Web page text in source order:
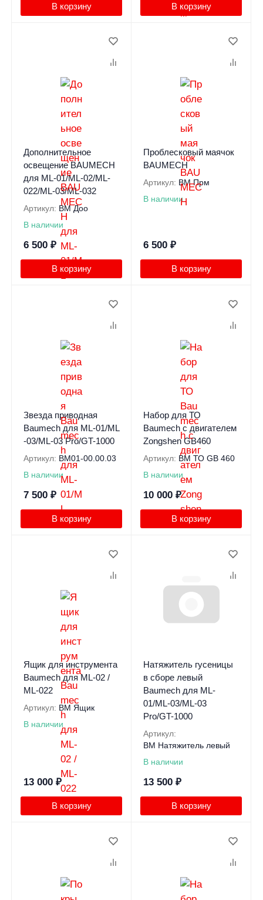
В корзину В корзину
Дополнительное
освещение BAUMECH
для ML-01/ML-02/ML-
022/ML-03/ML-032
Артикул: BM Доо
В наличии
6 500 ₽
В корзину
Проблесковый маячок
BAUMECH
Артикул: BM Прм
В наличии
6 500 ₽
В корзину
Звезда приводная
Baumech для ML-01/ML
-03/ML-03 Pro/GT-1000
Артикул: BM01-00.00.03
В наличии
7 500 ₽
В корзину
Набор для ТО
Baumech с двигателем
Zongshen GB460
Артикул: BM ТО GB 460
В наличии
10 000 ₽
В корзину
Ящик для инструмента
Baumech для ML-02 /
ML-022
Артикул: BM Ящик
В наличии
13 000 ₽
В корзину
Натяжитель гусеницы
в сборе левый
Baumech для ML-
01/ML-03/ML-03
Pro/GT-1000
Артикул:
ВМ Натяжитель левый
В наличии
13 500 ₽
В корзину